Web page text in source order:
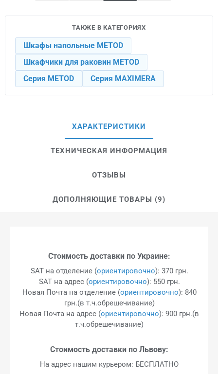
ТАКЖЕ В КАТЕГОРИЯХ
Шкафы напольные METOD
Шкафчики для раковин METOD
Серия METOD
Серия MAXIMERA
ХАРАКТЕРИСТИКИ
ТЕХНИЧЕСКАЯ ИНФОРМАЦИЯ
ОТЗЫВЫ
ДОПОЛНЯЮЩИЕ ТОВАРЫ (9)
Стоимость доставки по Украине:
SAT на отделение (ориентировочно): 370 грн.
SAT на адрес (ориентировочно): 550 грн.
Новая Почта на отделение (ориентировочно): 840
грн.(в т.ч.обрешечивание)
Новая Почта на адрес (ориентировочно): 900 грн.(в
т.ч.обрешечивание)
Стоимость доставки по Львову:
На адрес нашим курьером: БЕСПЛАТНО